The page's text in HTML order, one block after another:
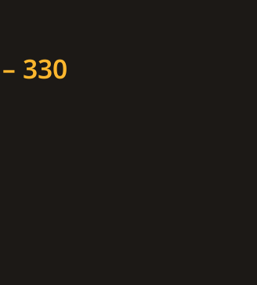
330